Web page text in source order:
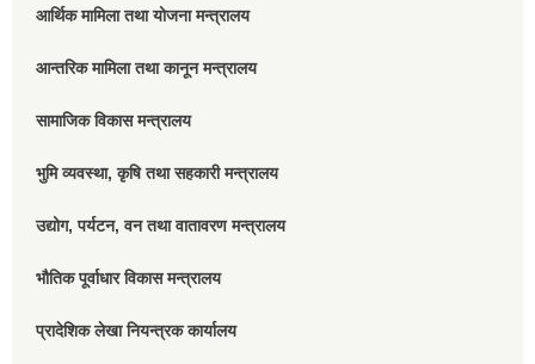
आर्थिक मामिला तथा योजना मन्त्रालय
आन्तरिक मामिला तथा कानून मन्त्रालय
सामाजिक विकास मन्त्रालय
भुमि व्यवस्था, कृषि तथा सहकारी मन्त्रालय
उद्योग, पर्यटन, वन तथा वातावरण मन्त्रालय
भौतिक पूर्वाधार विकास मन्त्रालय
प्रादेशिक लेखा नियन्त्रक कार्यालय